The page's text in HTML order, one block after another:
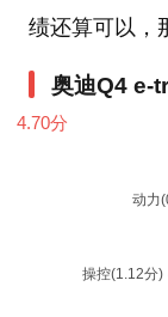
绩还算可以，
奥迪Q4 e-
4.70分